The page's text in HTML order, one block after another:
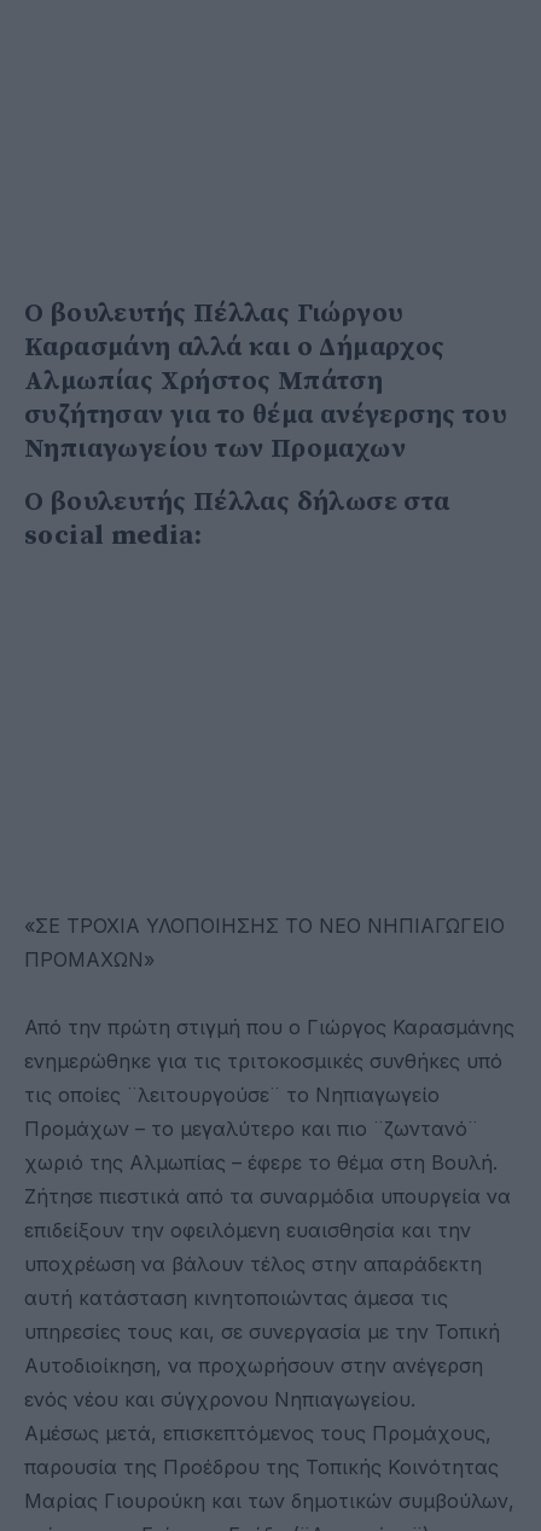
Ο βουλευτής Πέλλας Γιώργου
Καρασμάνη αλλά και ο Δήμαρχος
Αλμωπίας Χρήστος Μπάτση
συζήτησαν για το θέμα ανέγερσης του
Νηπιαγωγείου των Προμαχων
Ο βουλευτής Πέλλας δήλωσε στα
social media:
«ΣΕ ΤΡΟΧΙΑ ΥΛΟΠΟΙΗΣΗΣ ΤΟ ΝΕΟ ΝΗΠΙΑΓΩΓΕΙΟ
ΠΡΟΜΑΧΩΝ»
Από την πρώτη στιγμή που ο Γιώργος Καρασμάνης
ενημερώθηκε για τις τριτοκοσμικές συνθήκες υπό
τις οποίες ¨λειτουργούσε¨ το Νηπιαγωγείο
Προμάχων – το μεγαλύτερο και πιο ¨ζωντανό¨
χωριό της Αλμωπίας – έφερε το θέμα στη Βουλή.
Ζήτησε πιεστικά από τα συναρμόδια υπουργεία να
επιδείξουν την οφειλόμενη ευαισθησία και την
υποχρέωση να βάλουν τέλος στην απαράδεκτη
αυτή κατάσταση κινητοποιώντας άμεσα τις
υπηρεσίες τους και, σε συνεργασία με την Τοπική
Αυτοδιοίκηση, να προχωρήσουν στην ανέγερση
ενός νέου και σύγχρονου Νηπιαγωγείου.
Αμέσως μετά, επισκεπτόμενος τους Προμάχους,
παρουσία της Προέδρου της Τοπικής Κοινότητας
Μαρίας Γιουρούκη και των δημοτικών συμβούλων,